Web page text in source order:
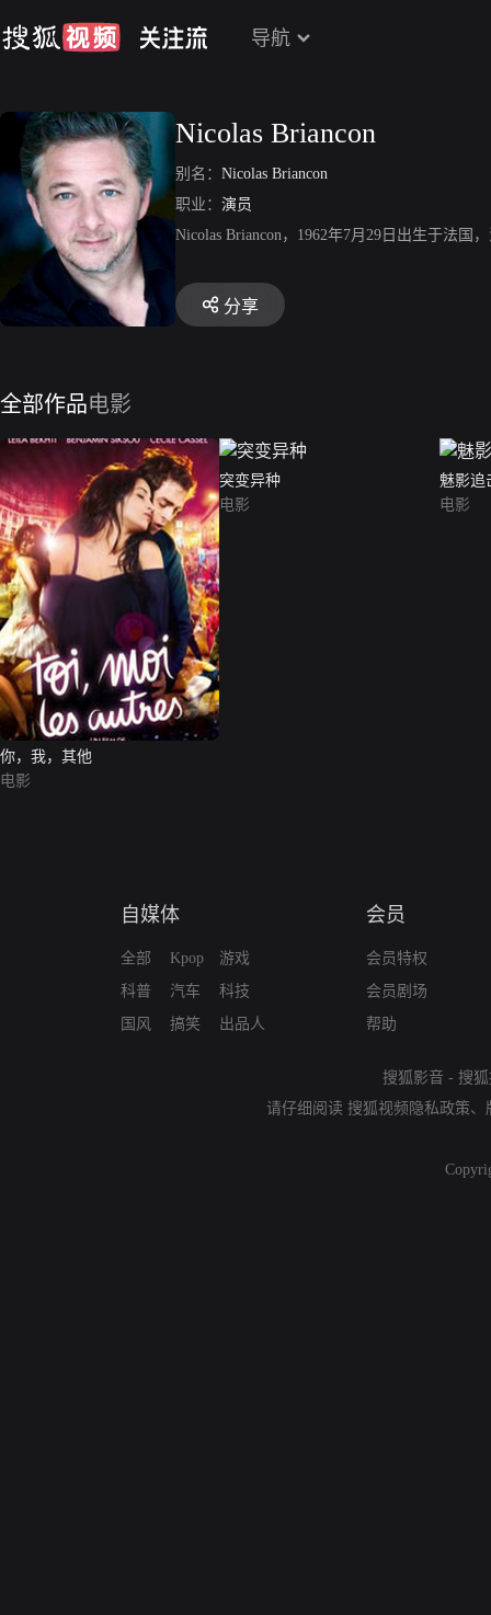
导航
Nicolas Briancon
别名： Nicolas Briancon
职业： 演员
Nicolas Briancon，1962年7月29日出生于法
分享
全部作品电影
你，我，其他
电影
突变异种
电影
魅影追
电影
自媒体
全部
科普
国风
Kpop
汽车
搞笑
游戏
科技
出品人
会员
会员特权
会员剧场
帮助
搜狐影音 - 搜
请仔细阅读 搜狐视频隐私政策、